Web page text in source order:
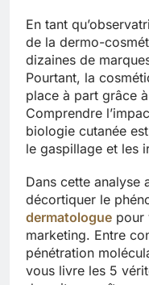
En tant
de la dermo-
dizaines de
Pourtant, la
place à part grâce
Comprendre
biologie cutanée
le gaspillage et les
Dans cette analyse
décortiquer le
dermatologue pour
marketing. Entre
pénétration
vous livre les 5